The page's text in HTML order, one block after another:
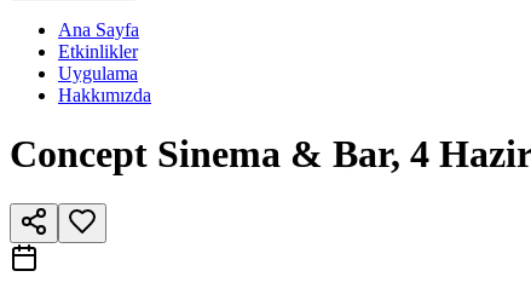
Ana Sayfa
Etkinlikler
Uygulama
Hakkımızda
Concept Sinema & Bar, 4